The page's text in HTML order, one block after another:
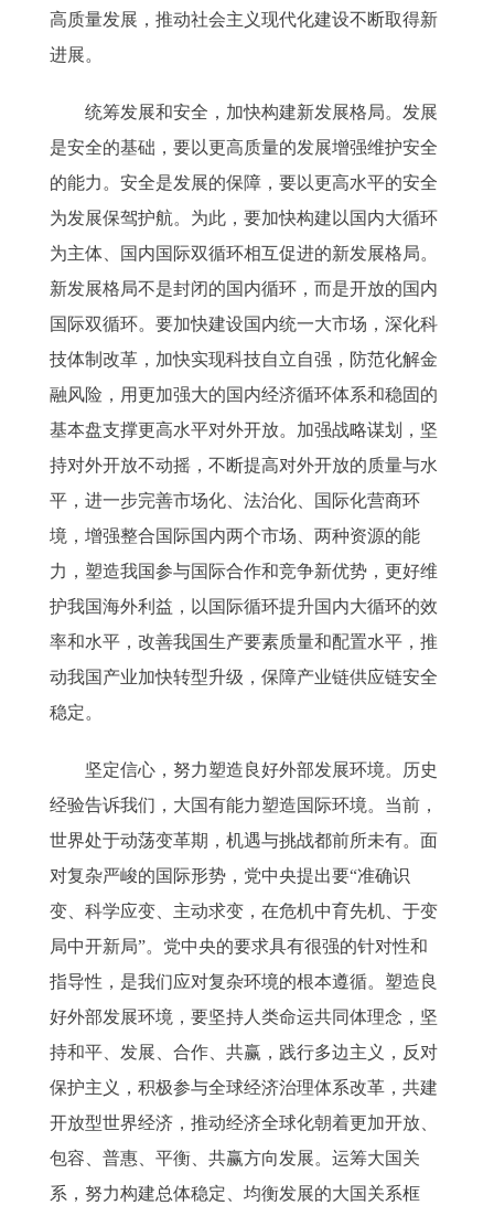
高质量发展，推动社会主义现代化建设不断取得新
进展。
统筹发展和安全，加快构建新发展格局。发展
是安全的基础，要以更高质量的发展增强维护安全
的能力。安全是发展的保障，要以更高水平的安全
为发展保驾护航。为此，要加快构建以国内大循环
为主体、国内国际双循环相互促进的新发展格局。
新发展格局不是封闭的国内循环，而是开放的国内
国际双循环。要加快建设国内统一大市场，深化科
技体制改革，加快实现科技自立自强，防范化解金
融风险，用更加强大的国内经济循环体系和稳固的
基本盘支撑更高水平对外开放。加强战略谋划，坚
持对外开放不动摇，不断提高对外开放的质量与水
平，进一步完善市场化、法治化、国际化营商环
境，增强整合国际国内两个市场、两种资源的能
力，塑造我国参与国际合作和竞争新优势，更好维
护我国海外利益，以国际循环提升国内大循环的效
率和水平，改善我国生产要素质量和配置水平，推
动我国产业加快转型升级，保障产业链供应链安全
稳定。
坚定信心，努力塑造良好外部发展环境。历史
经验告诉我们，大国有能力塑造国际环境。当前，
世界处于动荡变革期，机遇与挑战都前所未有。面
对复杂严峻的国际形势，党中央提出要“准确识
变、科学应变、主动求变，在危机中育先机、于变
局中开新局”。党中央的要求具有很强的针对性和
指导性，是我们应对复杂环境的根本遵循。塑造良
好外部发展环境，要坚持人类命运共同体理念，坚
持和平、发展、合作、共赢，践行多边主义，反对
保护主义，积极参与全球经济治理体系改革，共建
开放型世界经济，推动经济全球化朝着更加开放、
包容、普惠、平衡、共赢方向发展。运筹大国关
系，努力构建总体稳定、均衡发展的大国关系框